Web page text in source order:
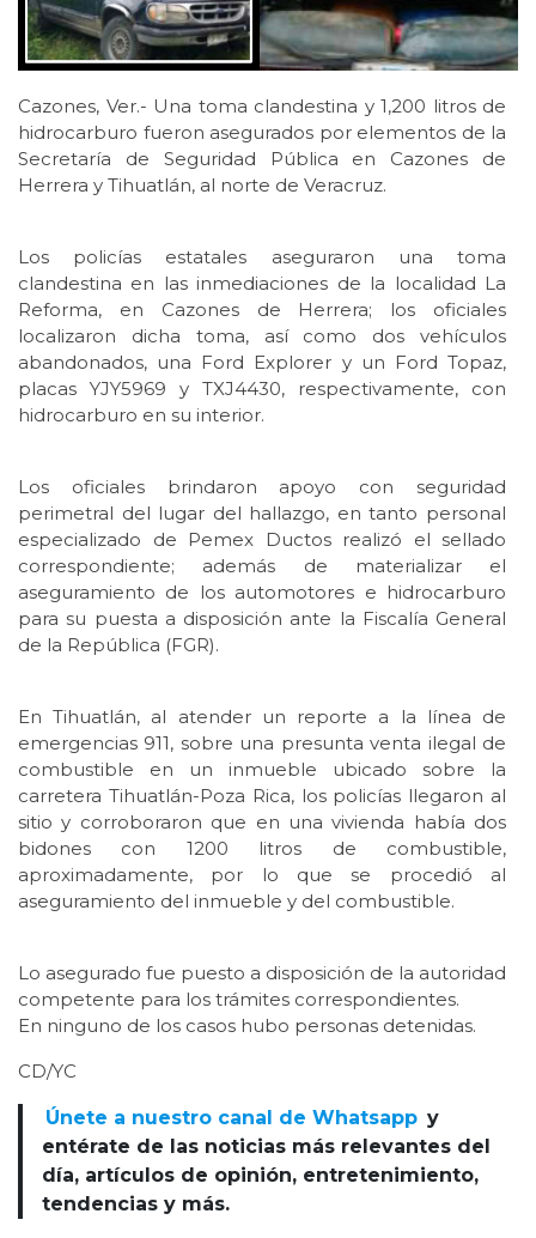
Cazones, Ver.- Una toma clandestina y 1,200 litros de
hidrocarburo fueron asegurados por elementos de la
Secretaría de Seguridad Pública en Cazones de
Herrera y Tihuatlán, al norte de Veracruz.
Los policías estatales aseguraron una toma
clandestina en las inmediaciones de la localidad La
Reforma, en Cazones de Herrera; los oficiales
localizaron dicha toma, así como dos vehículos
abandonados, una Ford Explorer y un Ford Topaz,
placas YJY5969 y TXJ4430, respectivamente, con
hidrocarburo en su interior.
Los oficiales brindaron apoyo con seguridad
perimetral del lugar del hallazgo, en tanto personal
especializado de Pemex Ductos realizó el sellado
correspondiente; además de materializar el
aseguramiento de los automotores e hidrocarburo
para su puesta a disposición ante la Fiscalía General
de la República (FGR).
En Tihuatlán, al atender un reporte a la línea de
emergencias 911, sobre una presunta venta ilegal de
combustible en un inmueble ubicado sobre la
carretera Tihuatlán-Poza Rica, los policías llegaron al
sitio y corroboraron que en una vivienda había dos
bidones con 1200 litros de combustible,
aproximadamente, por lo que se procedió al
aseguramiento del inmueble y del combustible.
Lo asegurado fue puesto a disposición de la autoridad
competente para los trámites correspondientes.
En ninguno de los casos hubo personas detenidas.
CD/YC
Únete a nuestro canal de Whatsapp y
entérate de las noticias más relevantes del
día, artículos de opinión, entretenimiento,
tendencias y más.